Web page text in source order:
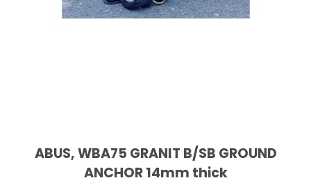
ABUS, WBA75 GRANIT B/SB GROUND
ANCHOR 14mm thick